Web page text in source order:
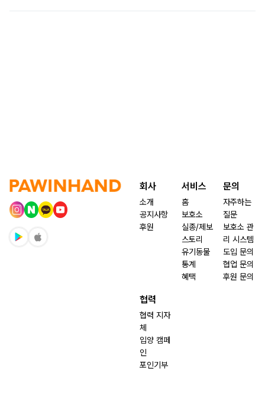
회사
소개
공지사항
후원
서비스
홈
보호소
실종/제보
스토리
유기동물
통계
혜택
문의
자주하는
질문
보호소 관
리 시스템
도입 문의
협업 문의
후원 문의
협력
협력 지자
체
입양 캠페
인
포인기부